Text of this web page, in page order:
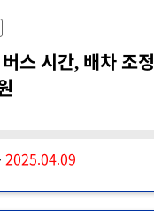
스 시간, 배차 조정
2025.04.09